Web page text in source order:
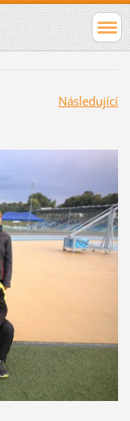
Následující